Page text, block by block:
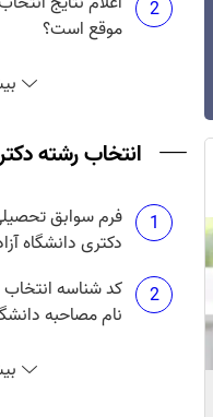
2
موقع است؟
نتایج دکتری بدون
انتخاب رشته دکتری
1
فرم سوابق
دکتری دانشگاه آزاد ۱۴۰۱
2
کد شناسه
نام مصاحبه دانشگاه آزاد